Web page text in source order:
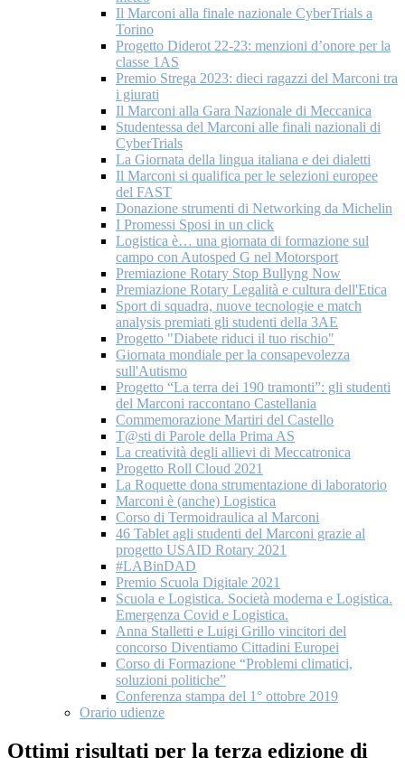
Il Marconi alla finale nazionale CyberTrials a
Torino
Progetto Diderot 22-23: menzioni d’onore per la
classe 1AS
Premio Strega 2023: dieci ragazzi del Marconi tra
i giurati
Il Marconi alla Gara Nazionale di Meccanica
Studentessa del Marconi alle finali nazionali di
CyberTrials
La Giornata della lingua italiana e dei dialetti
Il Marconi si qualifica per le selezioni europee
del FAST
Donazione strumenti di Networking da Michelin
I Promessi Sposi in un click
Logistica è… una giornata di formazione sul
campo con Autosped G nel Motorsport
Premiazione Rotary Stop Bullyng Now
Premiazione Rotary Legalità e cultura dell'Etica
Sport di squadra, nuove tecnologie e match
analysis premiati gli studenti della 3AE
Progetto "Diabete riduci il tuo rischio"
Giornata mondiale per la consapevolezza
sull'Autismo
Progetto “La terra dei 190 tramonti”: gli studenti
del Marconi raccontano Castellania
Commemorazione Martiri del Castello
T@sti di Parole della Prima AS
La creatività degli allievi di Meccatronica
Progetto Roll Cloud 2021
La Roquette dona strumentazione di laboratorio
Marconi è (anche) Logistica
Corso di Termoidraulica al Marconi
46 Tablet agli studenti del Marconi grazie al
progetto USAID Rotary 2021
#LABinDAD
Premio Scuola Digitale 2021
Scuola e Logistica. Società moderna e Logistica.
Emergenza Covid e Logistica.
Anna Stalletti e Luigi Grillo vincitori del
concorso Diventiamo Cittadini Europei
Corso di Formazione “Problemi climatici,
soluzioni politiche”
Conferenza stampa del 1° ottobre 2019
Orario udienze
Ottimi risultati per la terza edizione di